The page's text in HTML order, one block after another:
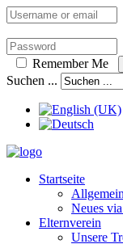
Remember Me
Suchen ...
Startseite
Neues
Elternverein
Unsere